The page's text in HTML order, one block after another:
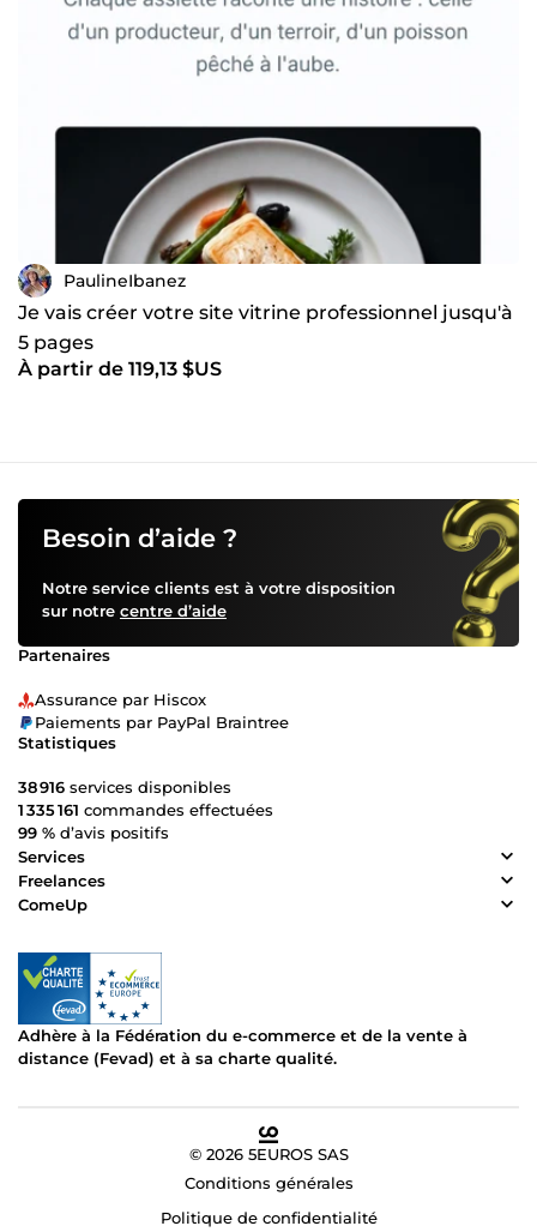
PaulineIbanez
Je vais créer votre site vitrine professionnel jusqu'à
5 pages
À partir de 119,13 $US
Besoin d’aide ?
Notre service clients est à votre disposition
sur notre centre d’aide
Partenaires
Assurance par Hiscox
Paiements par PayPal Braintree
Statistiques
38 916 services disponibles
1 335 161 commandes effectuées
99 % d’avis positifs
Services
Freelances
ComeUp
Adhère à la Fédération du e-commerce et de la vente à
distance (Fevad) et à sa charte qualité.
© 2026 5EUROS SAS
Conditions générales
Politique de confidentialité